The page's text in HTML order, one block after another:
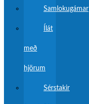
Samlokugámar
Ílát
með
hjörum
Sérstakir